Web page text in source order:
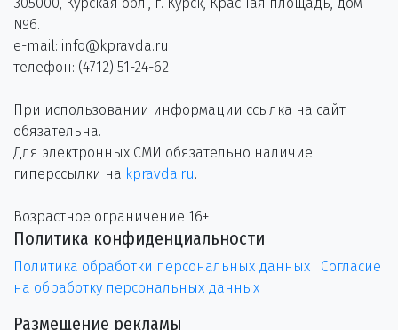
№6.
e-mail: info@kpravda.ru
телефон: (4712) 51-24-62
При использовании информации ссылка на сайт
обязательна.
Для электронных СМИ обязательно наличие
гиперссылки на kpravda.ru.
Возрастное ограничение 16+
Политика конфиденциальности
Политика обработки персональных данных
Согласие
на обработку персональных данных
Размещение рекламы